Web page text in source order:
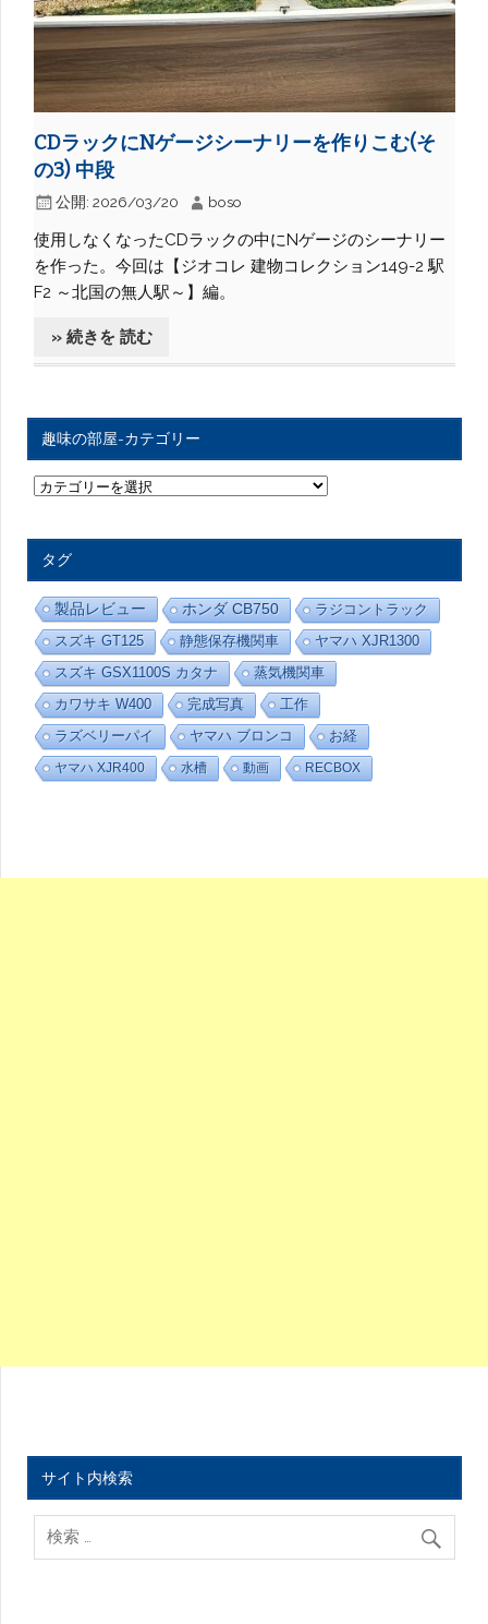
CDラックにNゲージシーナリーを作りこむ(そ
の3) 中段
公開: 2026/03/20 boso
使用しなくなったCDラックの中にNゲージのシーナリー
を作った。今回は【ジオコレ 建物コレクション149-2 駅
F2 ～北国の無人駅～】編。
» 続きを 読む
趣味の部屋-カテゴリー
趣
味
屋
カ
テ
ゴ
リ
ー
タグ
製品レビュー ホンダ CB750
ラジコントラック
スズキ GT125
静態保存機関車
ヤマハ XJR1300
スズキ GSX1100S カタナ
蒸気機関車
カワサキ W400
完成写真
工作
ラズベリーパイ
ヤマハ ブロンコ お経
ヤマハ XJR400 水槽 動画 RECBOX
サイト内検索